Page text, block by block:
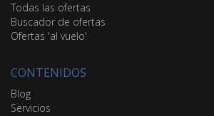
Todas las ofertas
Buscador de ofertas
Ofertas 'al vuelo'
CONTENIDOS
Blog
Servicios